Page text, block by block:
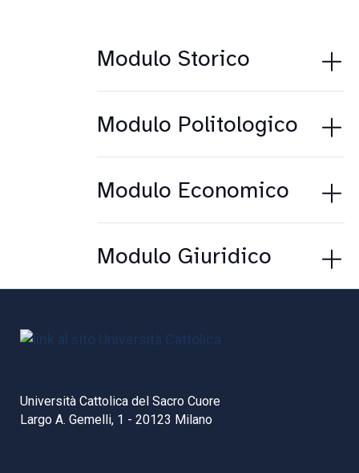
Modulo Storico
Modulo Politologico
Modulo Economico
Modulo Giuridico
Università Cattolica del Sacro Cuore
Largo A. Gemelli, 1 - 20123 Milano